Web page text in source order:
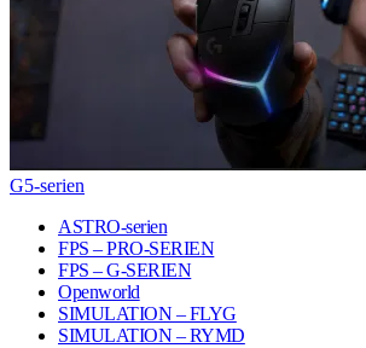
G5-serien
ASTRO-serien
FPS – PRO-SERIEN
FPS – G-SERIEN
Openworld
SIMULATION – FLYG
SIMULATION – RYMD